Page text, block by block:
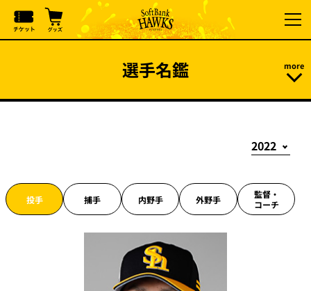
選手名鑑
投手 捕手 内野手 外野手
監督・
コーチ